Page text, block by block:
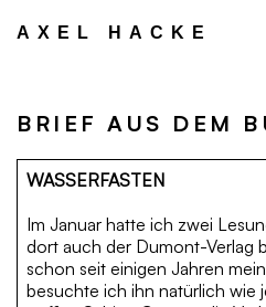
InhaltAXEL HACKE
BRIEF AUS DEM
WASSERFASTEN
Im Januar hatte ich zwei
dort auch der Dumont-Verlag
schon seit einigen Jahren
besuchte ich ihn natürlich wie